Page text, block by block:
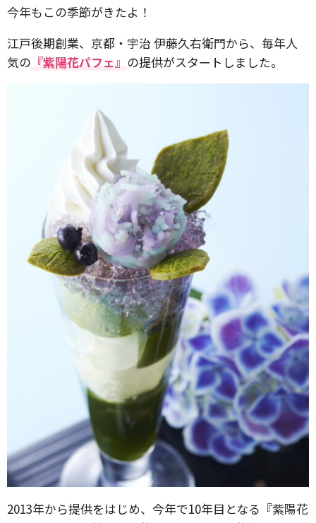
今年もこの季節がきたよ！
江戸後期創業、京都・宇治 伊藤久右衛門から、毎年人
気の 『紫陽花パフェ』 の提供がスタートしました。
2013年から提供をはじめ、今年で10年目となる『紫陽花